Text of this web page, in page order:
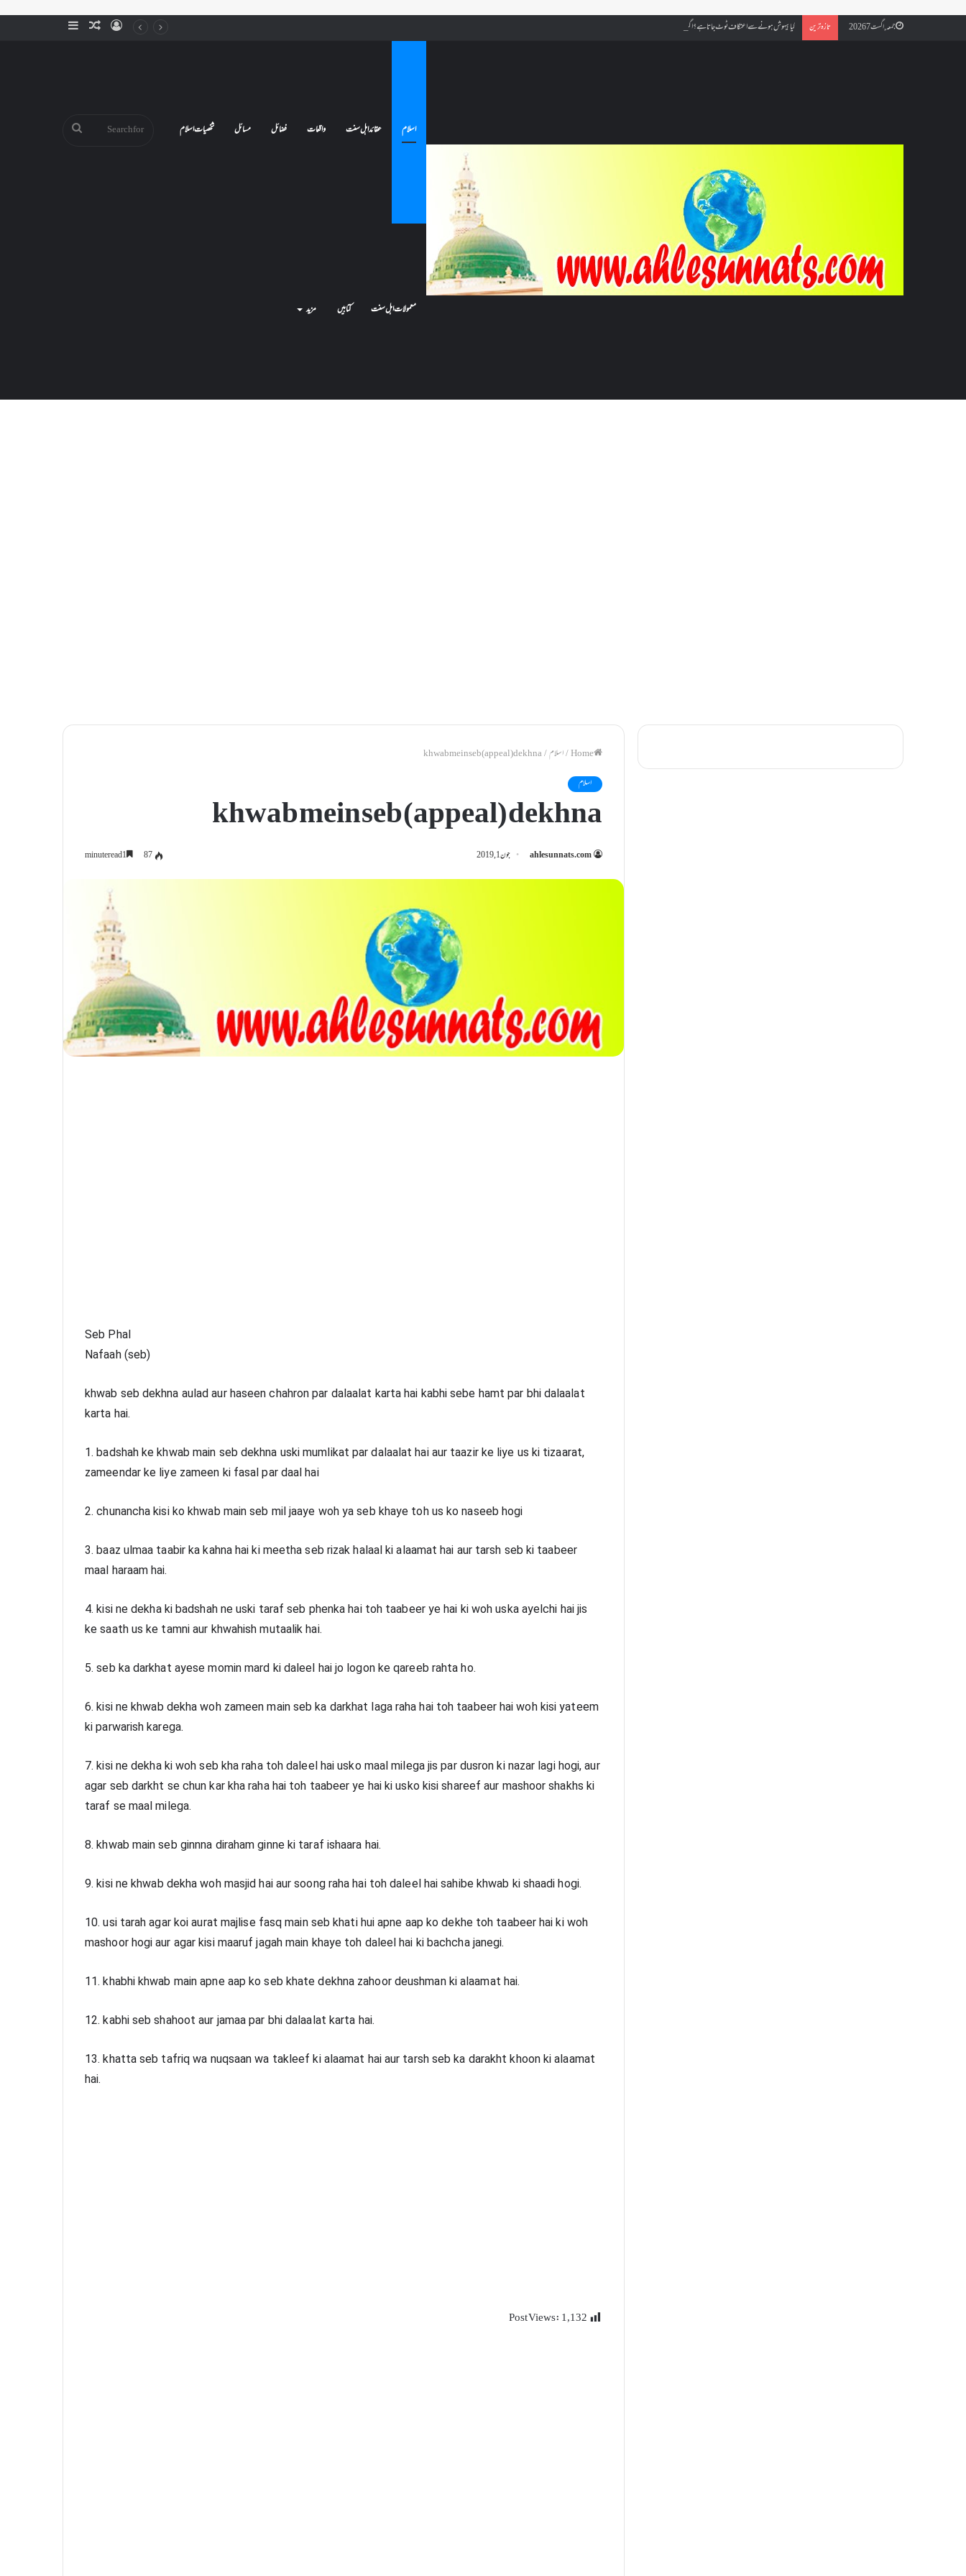
جمعہ, اگست 7 2026 تازہ ترین کیا بیہوش ہونے سے اعتکاف ٹوٹ جاتا ہے؟ اگر معتکف کو احتلام ہو جائے تو کیا اس کا اعتکاف ٹوٹ جائے گا؟فنائے مسجد کسے کہتے ہیں ، اور کیا معتکف فنائے مسجد میں جا سکتا ہے؟ SidebarRandomLog
اسلام عقائد اہل سنت واقعات فضائل مسائل شخصیات اسلام
معمولات اہل سنت کتابیں مزید
Search
/اسلام/
khwab mein seb (appeal) dekhna
اسلام
khwab mein seb (appeal) dekhna
ahlesunnats.com جون 1, 2019 87
Seb Phal
Nafaah (seb)
khwab seb dekhna aulad aur haseen chahron par dalaalat karta hai kabhi sebe hamt par bhi dalaalat
karta hai.
1. badshah ke khwab main seb dekhna uski mumlikat par dalaalat hai aur taazir ke liye us ki tizaarat,
zameendar ke liye zameen ki fasal par daal hai
2. chunancha kisi ko khwab main seb mil jaaye woh ya seb khaye toh us ko naseeb hogi
3. baaz ulmaa taabir ka kahna hai ki meetha seb rizak halaal ki alaamat hai aur tarsh seb ki taabeer
maal haraam hai.
4. kisi ne dekha ki badshah ne uski taraf seb phenka hai toh taabeer ye hai ki woh uska ayelchi hai jis
ke saath us ke tamni aur khwahish mutaalik hai.
5. seb ka darkhat ayese momin mard ki daleel hai jo logon ke qareeb rahta ho.
6. kisi ne khwab dekha woh zameen main seb ka darkhat laga raha hai toh taabeer hai woh kisi yateem
ki parwarish karega.
7. kisi ne dekha ki woh seb kha raha toh daleel hai usko maal milega jis par dusron ki nazar lagi hogi, aur
agar seb darkht se chun kar kha raha hai toh taabeer ye hai ki usko kisi shareef aur mashoor shakhs ki
taraf se maal milega.
8. khwab main seb ginnna diraham ginne ki taraf ishaara hai.
9. kisi ne khwab dekha woh masjid hai aur soong raha hai toh daleel hai sahibe khwab ki shaadi hogi.
10. usi tarah agar koi aurat majlise fasq main seb khati hui apne aap ko dekhe toh taabeer hai ki woh
mashoor hogi aur agar kisi maaruf jagah main khaye toh daleel hai ki bachcha janegi.
11. khabhi khwab main apne aap ko seb khate dekhna zahoor deushman ki alaamat hai.
12. kabhi seb shahoot aur jamaa par bhi dalaalat karta hai.
13. khatta seb tafriq wa nuqsaan wa takleef ki alaamat hai aur tarsh seb ka darakht khoon ki alaamat
hai.
Post Views:1,132